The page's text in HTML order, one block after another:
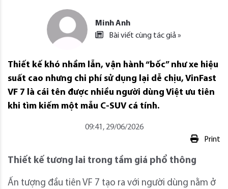
Minh Anh
Bài viết cùng tác giả »
Thiết kế khó nhầm lẫn, vận hành “bốc” như xe hiệu
suất cao nhưng chi phí sử dụng lại dễ chịu, VinFast
VF 7 là cái tên được nhiều người dùng Việt ưu tiên
khi tìm kiếm một mẫu C-SUV cá tính.
09:41, 29/06/2026
Print
Thiết kế tương lai trong tầm giá phổ thông
Ấn tượng đầu tiên VF 7 tạo ra với người dùng nằm ở